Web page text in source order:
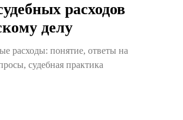
расходов
делу
расходы: понятие, ответы на
судебная практика